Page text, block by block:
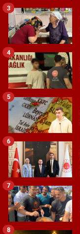
3
4
5
6
7
8